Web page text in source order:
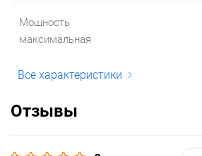
Мощность
максимальная
Все характеристики
Отзывы